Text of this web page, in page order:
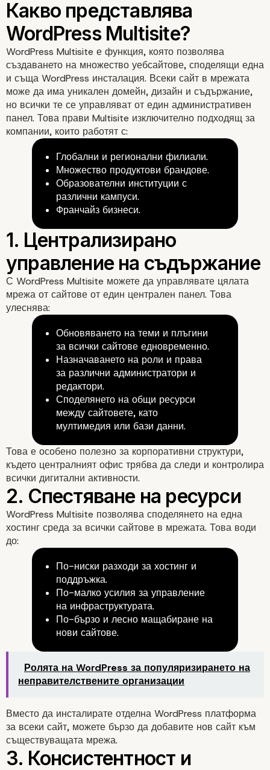
Какво представлява
WordPress Multisite?
WordPress Multisite е функция, която позволява
създаването на множество уебсайтове, споделящи една
и съща WordPress инсталация. Всеки сайт в мрежата
може да има уникален домейн, дизайн и съдържание,
но всички те се управляват от един административен
панел. Това прави Multisite изключително подходящ за
компании, които работят с:
Глобални и регионални филиали.
Множество продуктови брандове.
Образователни институции с
различни кампуси.
Франчайз бизнеси.
1. Централизирано
управление на
С WordPress Multisite можете да управлявате цялата
мрежа от сайтове от един централен панел. Това
улеснява:
Обновяването на теми и плъгини
за всички сайтове едновременно.
Назначаването на роли и права
за различни администратори и
редактори.
Споделянето на общи ресурси
между сайтовете, като
мултимедия или бази данни.
Това е особено полезно за корпоративни структури,
където централният офис трябва да следи и контролира
всички дигитални активности.
WordPress Multisite позволява споделянето на една
хостинг среда за всички сайтове в мрежата. Това води
до:
По-ниски разходи за хостинг и
поддръжка.
По-малко усилия за управление
на инфраструктурата.
По-бързо и лесно мащабиране на
нови сайтове.
Ролята на WordPress за популяризирането на
неправителствените организации
Вместо да инсталирате отделна WordPress платформа
за всеки сайт, можете бързо да добавите нов сайт към
съществуващата мрежа.